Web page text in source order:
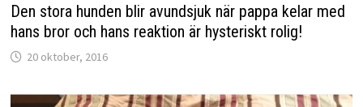
Den stora hunden blir avundsjuk när pappa kelar med
hans bror och hans reaktion är hysteriskt rolig!
20 oktober, 2016